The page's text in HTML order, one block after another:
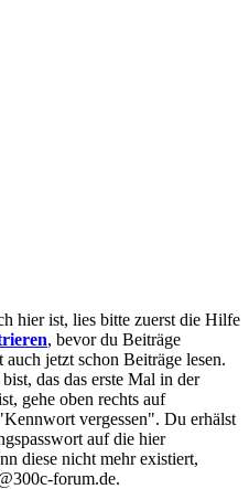
hier ist, lies bitte zuerst die Hilfe
, bevor du Beiträge
jetzt schon Beiträge lesen.
das das erste Mal in der
gehe oben rechts auf
vergessen". Du erhälst
auf die hier
diese nicht mehr existiert,
forum.de.